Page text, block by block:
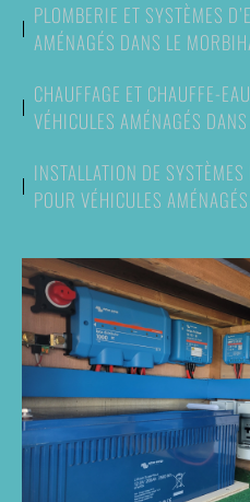
PLOMBERIE ET SYSTÈMES
AMÉNAGÉS DANS LE
CHAUFFAGE ET CHAUFFE-
VÉHICULES AMÉNAGÉS
INSTALLATION DE
POUR VÉHICULES